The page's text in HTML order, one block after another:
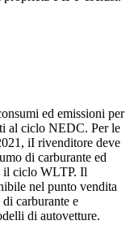
ed emissioni per
al ciclo NEDC. Per le
iI rivenditore deve
di carburante ed
il ciclo WLTP. Il
nel punto vendita
carburante e
di autovetture.